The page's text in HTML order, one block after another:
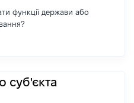
функції держави або
суб'єкта